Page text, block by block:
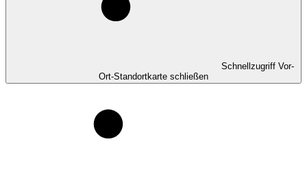
Schnellzugriff Vor-
Ort-Standortkarte schließen